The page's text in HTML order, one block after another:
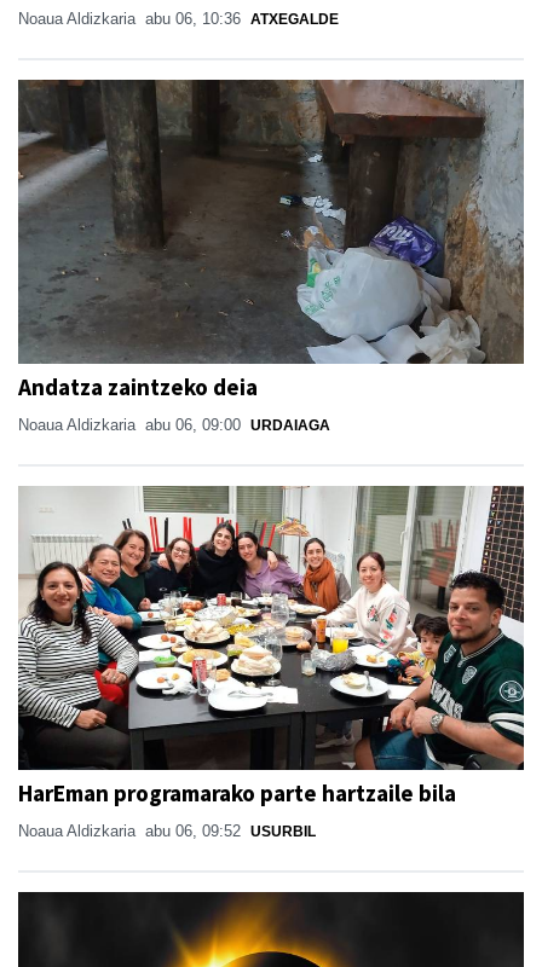
Noaua Aldizkaria abu 06, 10:36 ATXEGALDE
Andatza zaintzeko deia
Noaua Aldizkaria abu 06, 09:00 URDAIAGA
HarEman programarako parte hartzaile bila
Noaua Aldizkaria abu 06, 09:52 USURBIL